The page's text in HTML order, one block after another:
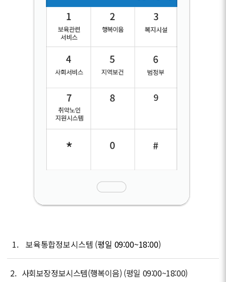
1. 보육통합정보시스템 (평일 09:00~18:00)
2. 사회보장정보시스템(행복이음) (평일 09:00~18:00)